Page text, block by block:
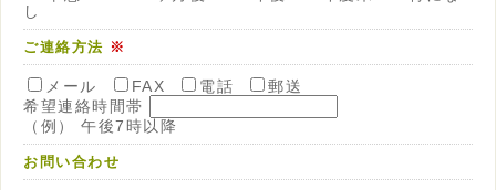
し
ご連絡方法 ※
メール FAX 電話
郵送
希望連絡時間帯
（例） 午後7時以降
お問い合わせ